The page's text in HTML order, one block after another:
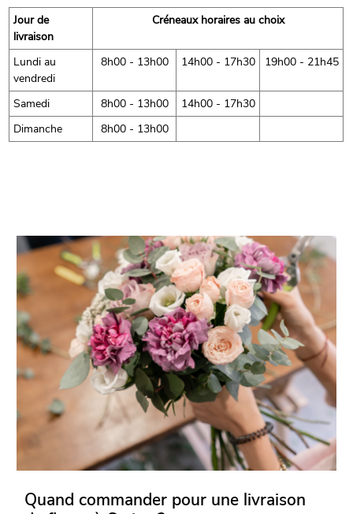
Jour de
livraison
Créneaux horaires au choix
Lundi au
vendredi
8h00 - 13h00 14h00 - 17h30 19h00 - 21h45
Samedi 8h00 - 13h00
14h00 - 17h30
Dimanche
8h00 - 13h00
Quand commander pour une livraison